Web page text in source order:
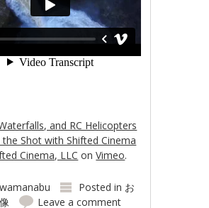
and RC Helicopters
the Shot with Shifted Cinema
Cinema, LLC onVimeo.
Posted in お
Leave a comment